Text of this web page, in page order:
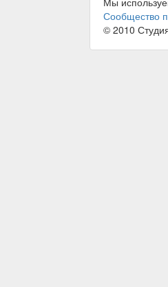
Сообщество
© 2010